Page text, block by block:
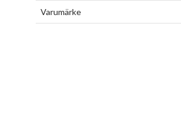
Varumärke